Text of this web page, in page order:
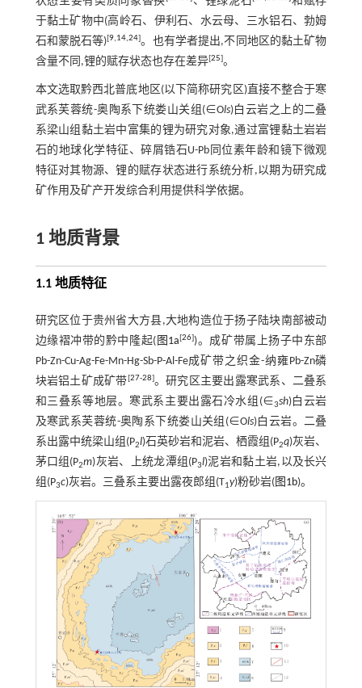
于黏土矿物中(高岭石、伊利石、水云母、三水铝石、勃姆
石和蒙脱石等)[9,14,24]。也有学者提出,不同地区的黏土矿物
含量不同,锂的赋存状态也存在差异[25]。
本文选取黔西北普底地区(以下简称研究区)直接不整合于寒
武系芙蓉统-奥陶系下统娄山关组(∈Ols)白云岩之上的二叠
系梁山组黏土岩中富集的锂为研究对象,通过富锂黏土岩岩
石的地球化学特征、碎屑锆石U-Pb同位素年龄和镜下微观
特征对其物源、锂的赋存状态进行系统分析,以期为研究成
矿作用及矿产开发综合利用提供科学依据。
1 地质背景
1.1 地质特征
研究区位于贵州省大方县,大地构造位于扬子陆块南部被动
边缘褶冲带的黔中隆起( 图1a[26])。成矿带属上扬子中东部
Pb-Zn-Cu-Ag-Fe-Mn-Hg-Sb-P-Al-Fe成矿带之织金-纳雍Pb-Zn磷
块岩铝土矿成矿带 [27-28]。研究区主要出露寒武系、二叠系
和三叠系等地层。寒武系主要出露石冷水组(∈3sh)白云岩
及寒武系芙蓉统-奥陶系下统娄山关组(∈Ols)白云岩。二叠
系出露中统梁山组(P2l)石英砂岩和泥岩、栖霞组(P2q)灰岩、
茅口组(P2m)灰岩、上统龙潭组(P3l)泥岩和黏土岩,以及长兴
组(P3c)灰岩。三叠系主要出露夜郎组(T1y)粉砂岩(图1b)。